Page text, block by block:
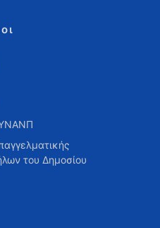
ΥΝΑΝΠ
του Δημοσίου